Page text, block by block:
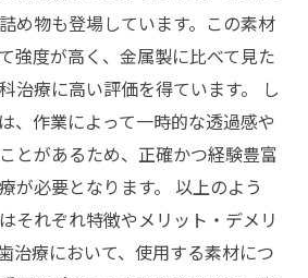
め物も登場しています。この素材
強度が高く、金属製に比べて見た
治療に高い評価を得ています。 し
、作業によって一時的な透過感や
とがあるため、正確かつ経験豊富
が必要となります。 以上のよう
それぞれ特徴やメリット・デメリ
治療において、使用する素材につ